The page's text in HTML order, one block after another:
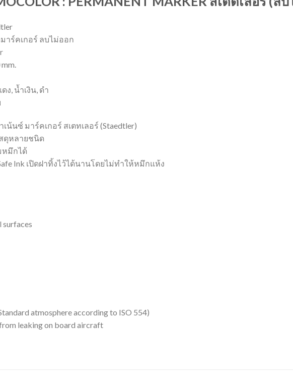
าร์คเกอร์ ลบไม่ออก
ง, น้ำเงิน, ดำ
น้นซ์ มาร์คเกอร์ สเตทเลอร์ (Staedtler)
ดุหลายชนิด
หมึกได้
Ink เปิดฝาทิ้งไว้ได้นานโดยไม่ทำให้หมึกแห้ง
surfaces
atmosphere according to ISO 554)
leaking on board aircraft